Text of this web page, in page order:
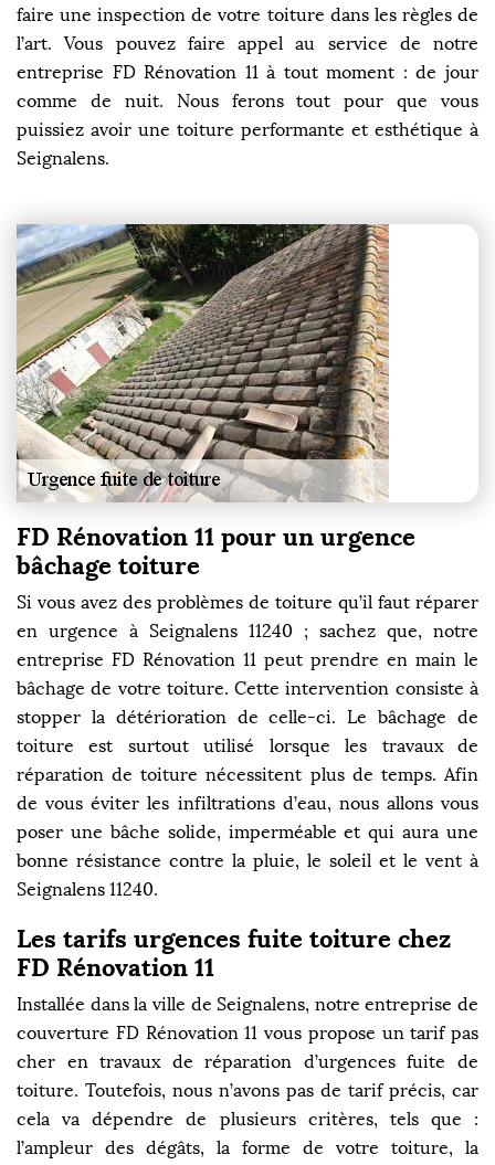
faire une inspection de votre toiture dans les règles de
l’art. Vous pouvez faire appel au service de notre
entreprise FD Rénovation 11 à tout moment : de jour
comme de nuit. Nous ferons tout pour que vous
puissiez avoir une toiture performante et esthétique à
Seignalens.
FD Rénovation 11 pour un urgence
bâchage toiture
Si vous avez des problèmes de toiture qu’il faut réparer
en urgence à Seignalens 11240 ; sachez que, notre
entreprise FD Rénovation 11 peut prendre en main le
bâchage de votre toiture. Cette intervention consiste à
stopper la détérioration de celle-ci. Le bâchage de
toiture est surtout utilisé lorsque les travaux de
réparation de toiture nécessitent plus de temps. Afin
de vous éviter les infiltrations d’eau, nous allons vous
poser une bâche solide, imperméable et qui aura une
bonne résistance contre la pluie, le soleil et le vent à
Seignalens 11240.
Les tarifs urgences fuite toiture chez
FD Rénovation 11
Installée dans la ville de Seignalens, notre entreprise de
couverture FD Rénovation 11 vous propose un tarif pas
cher en travaux de réparation d’urgences fuite de
toiture. Toutefois, nous n’avons pas de tarif précis, car
cela va dépendre de plusieurs critères, tels que :
l’ampleur des dégâts, la forme de votre toiture, la